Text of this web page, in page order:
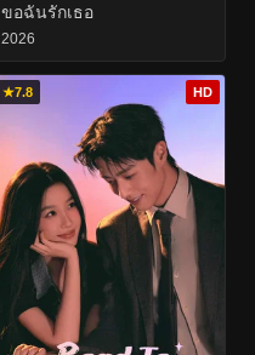
ขอฉันรักเธอ
2026
★7.8 HD